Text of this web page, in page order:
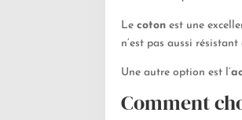
Lecoton est une
n’est pas aussi
Une autre option est l’
Comment